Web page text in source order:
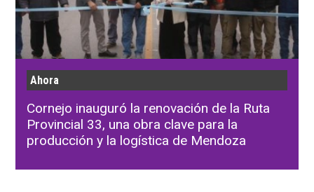
Ahora
Cornejo inauguró la renovación de la Ruta
Provincial 33, una obra clave para la
producción y la logística de Mendoza